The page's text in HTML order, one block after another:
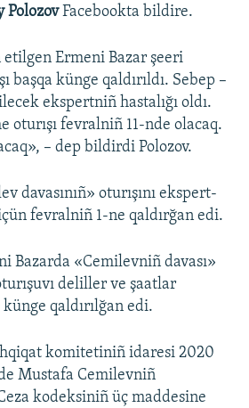
PolozovFacebookta bildire.
Ermeni Bazar şeeri
başqa künge qaldırıldı. Sebep –
ekspertniñ hastalığı oldı.
oturışı fevralniñ 11-nde olacaq.
– dep bildirdi Polozov.
davasınıñ» oturışını ekspert-
fevralniñ 1-ne qaldırğan edi.
Bazarda «Cemilevniñ davası»
deliller ve şaatlar
qaldırılğan edi.
komitetiniñ idaresi 2020
Mustafa Cemilevniñ
kodeksiniñ üç maddesine